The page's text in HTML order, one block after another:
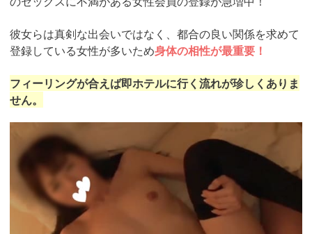
住所：無店舗型のためなし
電話番号：042-540-5940
営業時間：10:00-5:00
ホームページはこちら！